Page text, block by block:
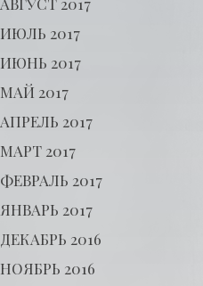
ИЮЛЬ 2017
ИЮНЬ 2017
МАЙ 2017
АПРЕЛЬ 2017
МАРТ 2017
ФЕВРАЛЬ 2017
ЯНВАРЬ 2017
ДЕКАБРЬ 2016
НОЯБРЬ 2016